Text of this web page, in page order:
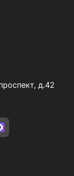
д.42